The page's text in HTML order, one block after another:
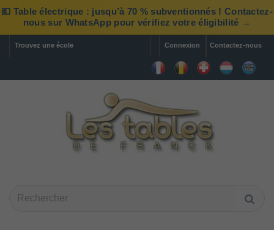
💶 Table électrique : jusqu’à 70 % subventionnés ! Contactez-
nous sur WhatsApp pour vérifiez votre éligibilité →
Contactez-nous
Trouvez une école Connexion